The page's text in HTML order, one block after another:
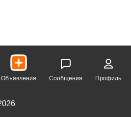
Объявления Сообщения Профиль